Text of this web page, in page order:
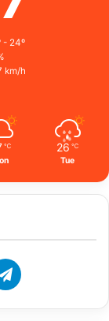
- 24º
km/h
℃ 26 ℃
Tue
Telegram